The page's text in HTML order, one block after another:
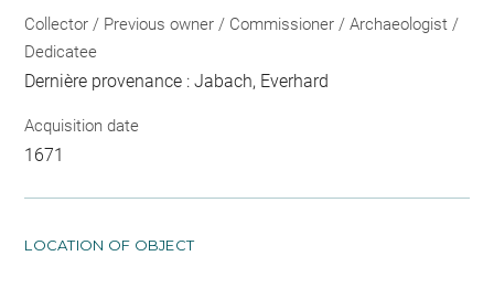
Collector / Previous owner / Commissioner / Archaeologist /
Dedicatee
Dernière provenance : Jabach, Everhard
Acquisition date
1671
LOCATION OF OBJECT